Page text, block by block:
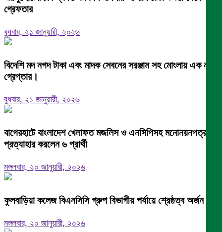
গ্রেফতার
বুধবার, ২১ জানুয়ারী, ২০২৬
বিদেশি মদ নগদ টাকা এবং মাদক সেবনের সরঞ্জাম সহ মোংলায় এক নারী
গ্রেপ্তার।
বুধবার, ২১ জানুয়ারী, ২০২৬
বাগেরহাটে বাংলাদেশ খেলাফত মজলিস ও এনসিপিসহ মনোনয়নপত্র
প্রত্যাহার করলেন ৬ প্রার্থী
মঙ্গলবার, ২০ জানুয়ারী, ২০২৬
ফুলবাড়িয়া কলেজ বিএনসিসি গ্রুপ বিভাগীয় পর্যায়ে শ্রেষ্ঠত্ব অর্জন।
মঙ্গলবার, ২০ জানুয়ারী, ২০২৬